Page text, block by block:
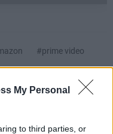
My Personal
to third parties, or
#prime video